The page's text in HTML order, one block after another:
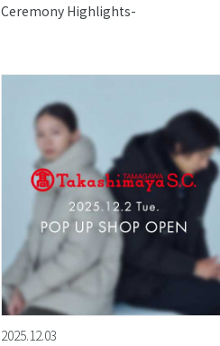
Ceremony Highlights-
2025.12.03